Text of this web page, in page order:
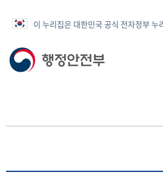
이 누리집은 대한민국 공식 전자정부 누